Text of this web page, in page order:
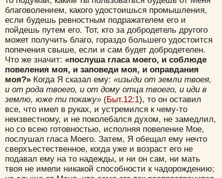
благоволением, какого удостоишься промышления,
если будешь ревностным подражателем его и
пойдешь путем его. Тот, кто за добродетель другого
может получить благо, гораздо большего удостоится
попечения свыше, если и сам будет добродетелен.
Что же значит: «послуша гласа моего, и соблюде
повеления моя, и заповеди моя, и оправдания
моя?» Когда Я сказал ему: «изыди от земли твоея,
и от рода твоего, и от дому отца твоего, и иди в
землю, юже ти покажу» (Быт.12:1), то он оставил
все, что имел в руках, и устремился к чему-то
неизвестному, и не поколебался духом, не замедлил,
но со всею готовностью, исполняя повеление Мое,
послушал гласа Моего. Затем, Я обещал ему нечто
сверхъестественное, когда уже и возраст его не
подавал ему на то надежды, и ни он сам, ни мать
твоя не имели никакой способности к чадорождению;